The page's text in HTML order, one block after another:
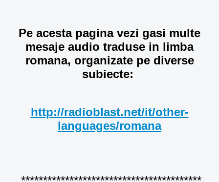
Pe acesta pagina vezi gasi multe
mesaje audio traduse in limba
romana, organizate pe diverse
subiecte:
http://radioblast.net/it/other-
languages/romana